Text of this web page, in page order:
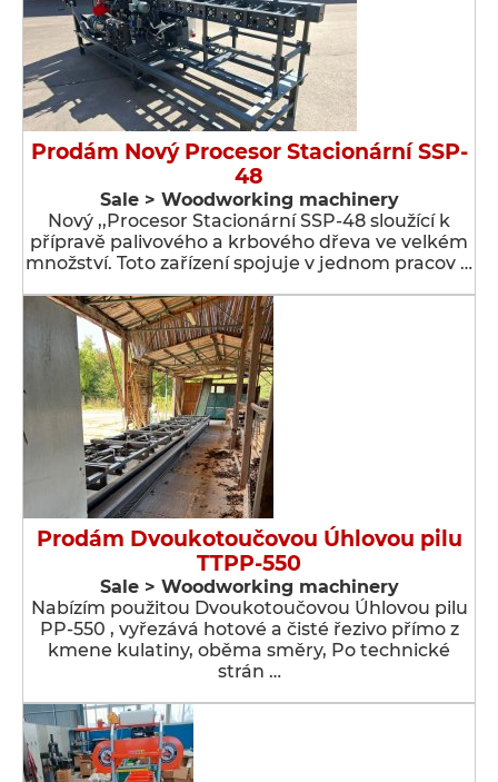
Prodám Nový Procesor Stacionární SSP-
48
Sale > Woodworking machinery
Nový ,,Procesor Stacionární SSP-48 sloužící k
přípravě palivového a krbového dřeva ve velkém
množství. Toto zařízení spojuje v jednom pracov …
Prodám Dvoukotoučovou Úhlovou pilu
TTPP-550
Sale > Woodworking machinery
Nabízím použitou Dvoukotoučovou Úhlovou pilu
PP-550 , vyřezává hotové a čisté řezivo přímo z
kmene kulatiny, oběma směry, Po technické
strán …